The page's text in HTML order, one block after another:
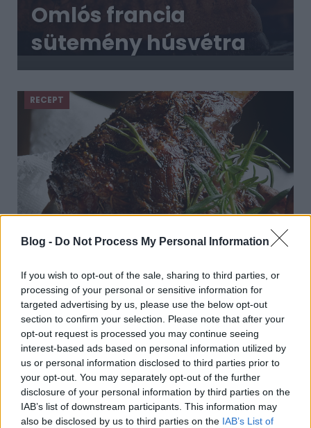
Blog - Do Not Process My Personal Information
If you wish to opt-out of the sale, sharing to third parties, or
processing of your personal or sensitive information for
targeted advertising by us, please use the below opt-out
section to confirm your selection. Please note that after your
opt-out request is processed you may continue seeing
interest-based ads based on personal information utilized by
us or personal information disclosed to third parties prior to
your opt-out. You may separately opt-out of the further
disclosure of your personal information by third parties on the
IAB’s list of downstream participants. This information may
also be disclosed by us to third parties on the IAB’s List of
Omlós francia
sütemény húsvétra
- Az elzászi
sütibárány nagyon
mutatós is
RECEPT
Beleivódik a mézes, fűszeres pác
2019. április 15.
Bárányt jellemzően a húsvéti szezonban
fogyasztunk. Azért is ilyenkor esszük, mert a fiatal
juhokat ekkor érdemes levágni. Bár egyre inkább
népszerű, még vannak, akik...
RECEPT